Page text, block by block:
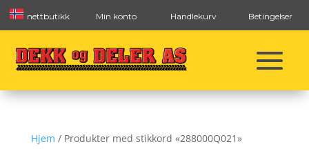
nettbutikk Min konto Handlekurv Betingelser
Hjem / Produkter med stikkord «288000Q021»